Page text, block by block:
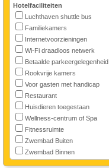
Hotelfaciliteiten
Luchthaven shuttle bus
Familiekamers
Internetvoorzieningen
Wi-Fi draadloos netwerk
Betaalde parkeergelegenheid
Rookvrije kamers
Voor gasten met handicap
Restaurant
Huisdieren toegestaan
Wellness-centrum of Spa
Fitnessruimte
Zwembad Buiten
Zwembad Binnen